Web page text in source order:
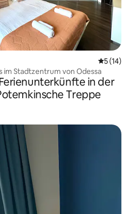
5 (14)
im Stadtzentrum von Odessa
in der
Treppe